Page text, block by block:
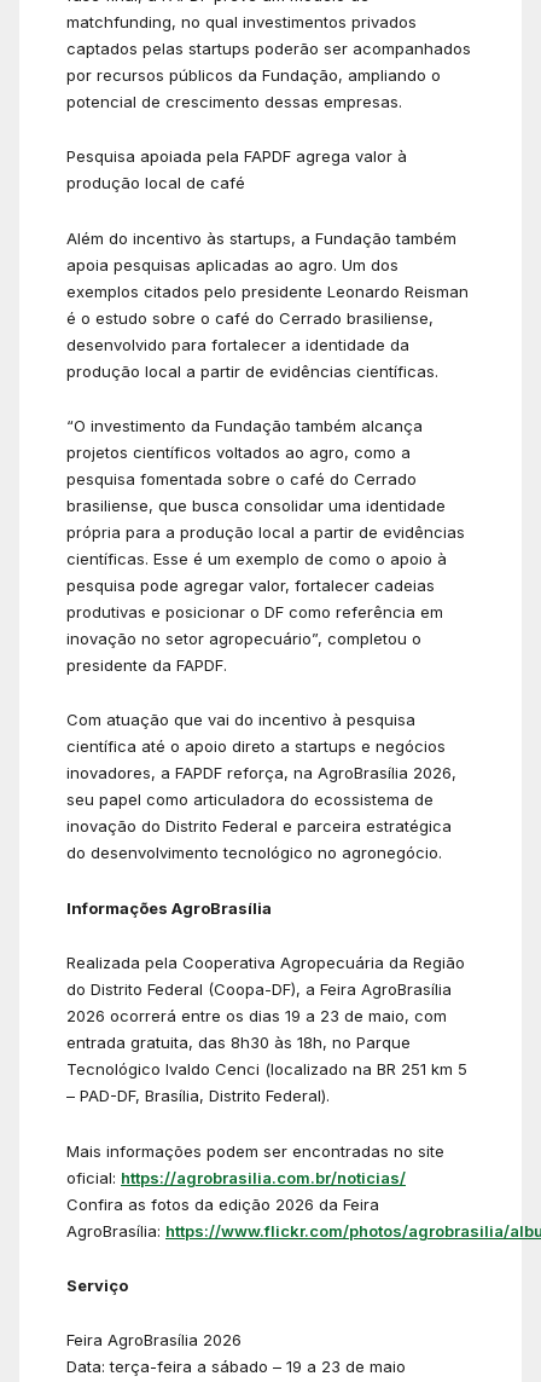
matchfunding, no qual investimentos privados
captados pelas startups poderão ser acompanhados
por recursos públicos da Fundação, ampliando o
potencial de crescimento dessas empresas.
Pesquisa apoiada pela FAPDF agrega valor à
produção local de café
Além do incentivo às startups, a Fundação também
apoia pesquisas aplicadas ao agro. Um dos
exemplos citados pelo presidente Leonardo Reisman
é o estudo sobre o café do Cerrado brasiliense,
desenvolvido para fortalecer a identidade da
produção local a partir de evidências científicas.
“O investimento da Fundação também alcança
projetos científicos voltados ao agro, como a
pesquisa fomentada sobre o café do Cerrado
brasiliense, que busca consolidar uma identidade
própria para a produção local a partir de evidências
científicas. Esse é um exemplo de como o apoio à
pesquisa pode agregar valor, fortalecer cadeias
produtivas e posicionar o DF como referência em
inovação no setor agropecuário”, completou o
presidente da FAPDF.
Com atuação que vai do incentivo à pesquisa
científica até o apoio direto a startups e negócios
inovadores, a FAPDF reforça, na AgroBrasília 2026,
seu papel como articuladora do ecossistema de
inovação do Distrito Federal e parceira estratégica
do desenvolvimento tecnológico no agronegócio.
Informações AgroBrasília
Realizada pela Cooperativa Agropecuária da Região
do Distrito Federal (Coopa-DF), a Feira AgroBrasília
2026 ocorrerá entre os dias 19 a 23 de maio, com
entrada gratuita, das 8h30 às 18h, no Parque
Tecnológico Ivaldo Cenci (localizado na BR 251 km 5
– PAD-DF, Brasília, Distrito Federal).
Mais informações podem ser encontradas no site
oficial: https://agrobrasilia.com.br/noticias/
Confira as fotos da edição 2026 da Feira
AgroBrasília: https://www.flickr.com/photos/agrobrasilia/
Serviço
Feira AgroBrasília 2026
Data: terça-feira a sábado – 19 a 23 de maio